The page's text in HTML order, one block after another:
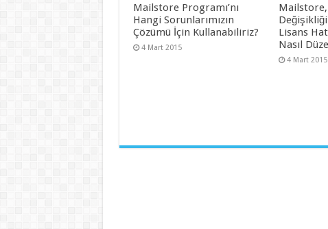
Mailstore Programı’nı
Hangi Sorunlarımızın
Çözümü İçin Kullanabiliriz?
4 Mart 2015
Mailstore,
Lisans
Nasıl
4 Mart 2015